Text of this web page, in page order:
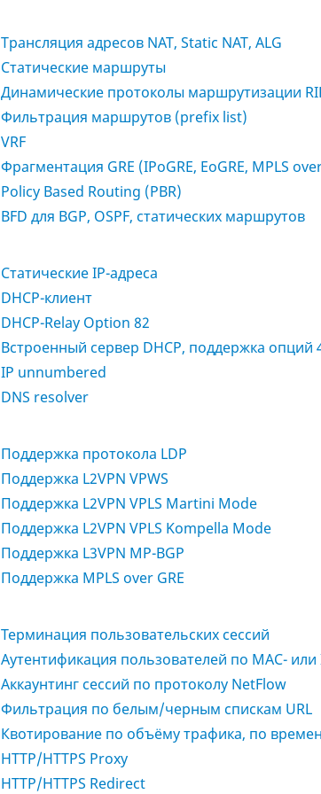
Трансляция адресов NAT, Static NAT, ALG
Статические маршруты
Динамические протоколы маршрутизации
Фильтрация маршрутов (prefix list)
VRF
Фрагментация GRE (IPoGRE, EoGRE, MPLS
Policy Based Routing (PBR)
BFD для BGP, OSPF, статических маршрутов
Статические IP-адреса
DHCP-клиент
DHCP-Relay Option 82
Встроенный сервер DHCP, поддержка опций
IP unnumbered
DNS resolver
Поддержка протокола LDP
Поддержка L2VPN VPWS
Поддержка L2VPN VPLS Martini Mode
Поддержка L2VPN VPLS Kompella Mode
Поддержка L3VPN MP-BGP
Поддержка MPLS over GRE
Терминация пользовательских сессий
Аутентификация пользователей по MAC- или
Аккаунтинг сессий по протоколу NetFlow
Фильтрация по белым/черным спискам URL
Квотирование по объёму трафика, по
HTTP/HTTPS Proxy
HTTP/HTTPS Redirect